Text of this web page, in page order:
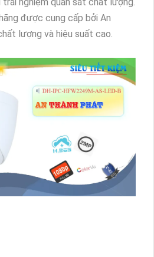
được cung cấp bởi An
lượng và hiệu suất cao.